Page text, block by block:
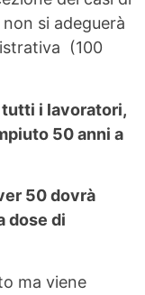
si adeguerà
(100
tutti i lavoratori,
50 anni a
50 dovrà
dose di
ma viene